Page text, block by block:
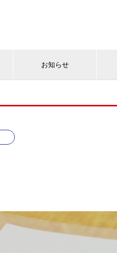
お知らせ